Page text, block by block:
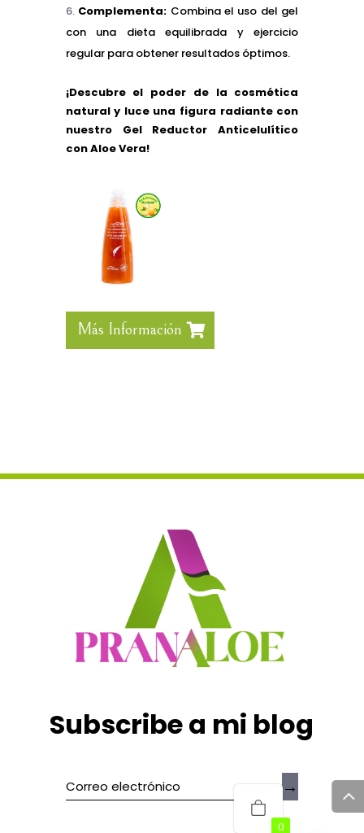
Complementa: Combina el uso del gel
con una dieta equilibrada y ejercicio
regular para obtener resultados óptimos.
¡Descubre el poder de la cosmética
natural y luce una figura radiante con
nuestro Gel Reductor Anticelulítico
con Aloe Vera!
Más Información
Subscribe a mi blog
→
0